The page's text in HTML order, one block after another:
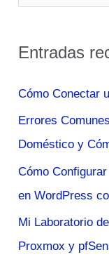
el
Digital
u
c
p
o
r
:
Entradas
Cómo Conectar
Errores
Doméstico y
Cómo
en WordPress
Mi Laboratorio
Proxmox y